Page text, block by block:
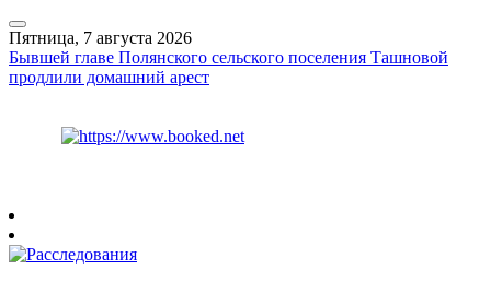
Пятница, 7 августа 2026
Бывшей главе Полянского сельского поселения Ташновой
продлили домашний арест